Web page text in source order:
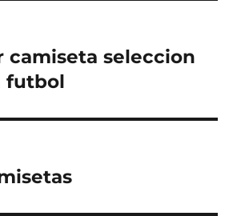
camiseta seleccion
futbol